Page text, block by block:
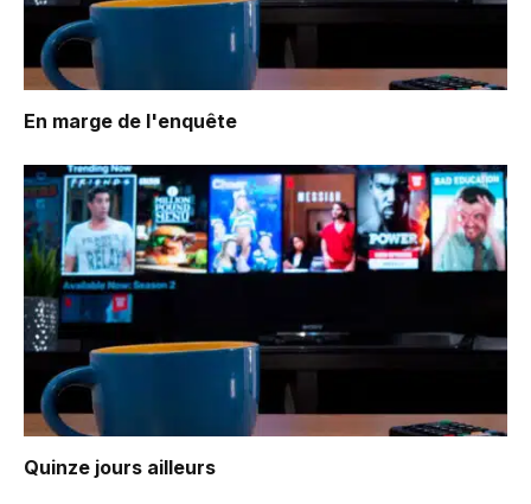
En marge de l'enquête
Quinze jours ailleurs